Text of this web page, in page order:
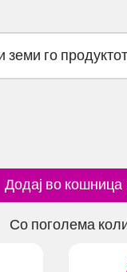
земи го
Додај во кошница
Со поголема